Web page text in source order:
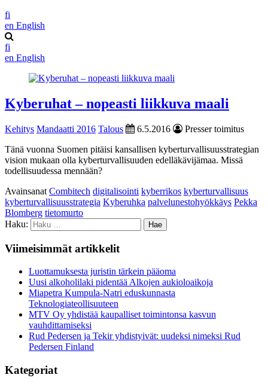
fi
en English
fi
en English
Kyberuhat – nopeasti liikkuva maali
Kehitys Mandaatti 2016 Talous 6.5.2016
Presser toimitus
Tänä vuonna Suomen pitäisi kansallisen kyberturvallisuusstrategian
vision mukaan olla kyberturvallisuuden edelläkävijämaa. Missä
todellisuudessa mennään?
Avainsanat Combitech digitalisointi kyberrikos kyberturvallisuus
kyberturvallisuusstrategia Kyberuhka palvelunestohyökkäys Pekka
Blomberg tietomurto
Haku:
Viimeisimmät artikkelit
Luottamuksesta juristin tärkein pääoma
Uusi alkoholilaki pidentää Alkojen aukioloaikoja
Miapetra Kumpula-Natri eduskunnasta
Teknologiateollisuuteen
MTV Oy yhdistää kaupalliset toimintonsa kasvun
vauhdittamiseksi
Rud Pedersen ja Tekir yhdistyivät: uudeksi nimeksi Rud
Pedersen Finland
Kategoriat